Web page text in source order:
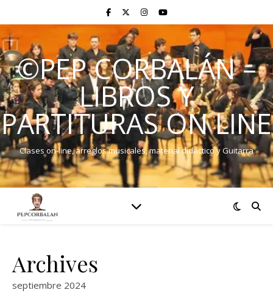
©PEP CORBALÁN –
LIBROS Y
PARTITURAS ON LINE
Clases on-line, arreglos musicales, material didáctico y Guitarra
Archives
septiembre 2024